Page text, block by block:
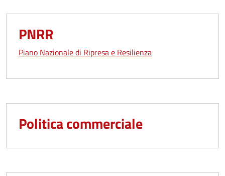
PNRR
Piano Nazionale di Ripresa e Resilienza
Politica commerciale